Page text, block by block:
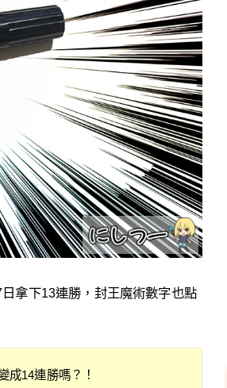
拿下13連勝，封王魔術數字也點
成14連勝嗎？！